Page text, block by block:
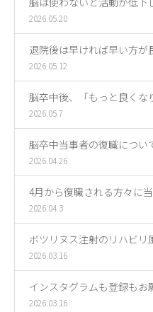
2026.05.20
退院後は早ければ早い方が
2026.05.12
脳卒中後、「もっと良くな
2026.05.7
脳卒中当事者の復職につい
2026.04.26
4月から復職される方々に
2026.04.3
ボツリヌス注射のリハビリ
2026.03.16
インスタグラムも登録もお
2026.03.16